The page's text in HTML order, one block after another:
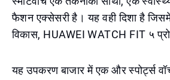
फैशन एक्सेसरी है। यह वही दिशा है
विकास, HUAWEI WATCH FIT ५
यह उपकरण बाजार में एक और स्पोर्ट्स